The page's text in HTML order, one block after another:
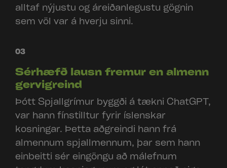
alltaf nýjustu og áreiðanlegustu gögnin
sem völ var á hverju sinni.
03
Sérhæfð lausn fremur en almenn
gervigreind
Þótt Spjallgrímur byggði á tækni ChatGPT,
var hann fínstilltur fyrir íslenskar
kosningar. Þetta aðgreindi hann frá
almennum spjallmennum, þar sem hann
einbeitti sér eingöngu að málefnum